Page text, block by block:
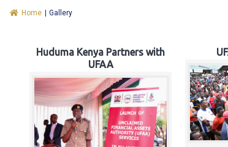
Home Gallery
Huduma Kenya Partners with
UFAA